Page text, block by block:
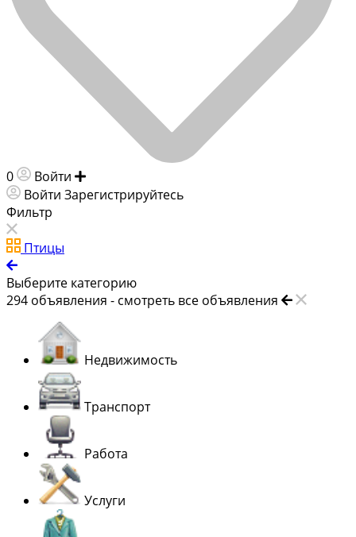
0 Войти
Войти Зарегистрируйтесь
Фильтр
Птицы
Выберите категорию
294 объявления - смотреть все объявления
Недвижимость
Транспорт
Работа
Услуги